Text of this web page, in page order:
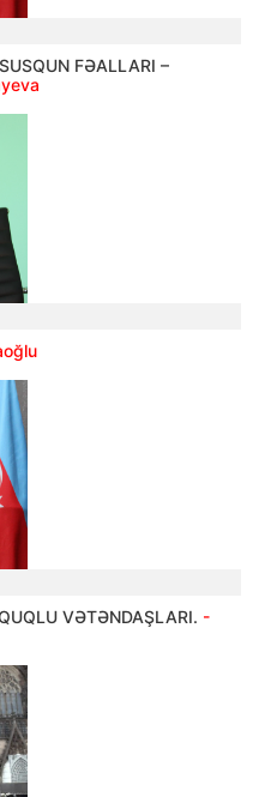
FƏALLARI –
VƏTƏNDAŞLARI. -